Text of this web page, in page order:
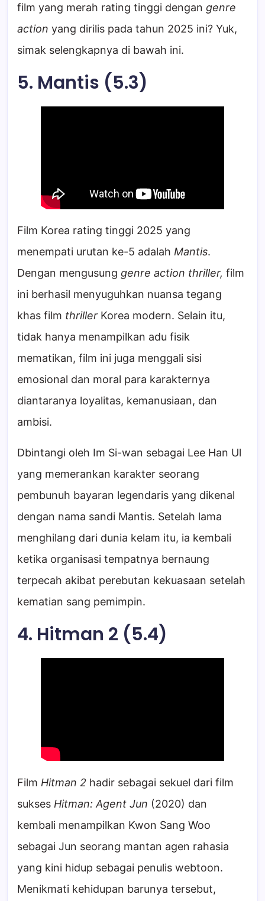
film yang merah rating tinggi dengan genre
action yang dirilis pada tahun 2025 ini? Yuk,
simak selengkapnya di bawah ini.
5. Mantis (5.3)
Film Korea rating tinggi 2025 yang
menempati urutan ke-5 adalah Mantis.
Dengan mengusung genre action thriller, film
ini berhasil menyuguhkan nuansa tegang
khas film thriller Korea modern. Selain itu,
tidak hanya menampilkan adu fisik
mematikan, film ini juga menggali sisi
emosional dan moral para karakternya
diantaranya loyalitas, kemanusiaan, dan
ambisi.
Dbintangi oleh Im Si-wan sebagai Lee Han Ul
yang memerankan karakter seorang
pembunuh bayaran legendaris yang dikenal
dengan nama sandi Mantis. Setelah lama
menghilang dari dunia kelam itu, ia kembali
ketika organisasi tempatnya bernaung
terpecah akibat perebutan kekuasaan setelah
kematian sang pemimpin.
4. Hitman 2 (5.4)
Film Hitman 2 hadir sebagai sekuel dari film
sukses Hitman: Agent Jun (2020) dan
kembali menampilkan Kwon Sang Woo
sebagai Jun seorang mantan agen rahasia
yang kini hidup sebagai penulis webtoon.
Menikmati kehidupan barunya tersebut,